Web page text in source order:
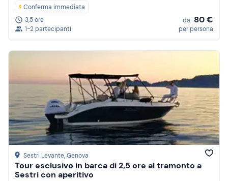
Conferma immediata
3,5 ore
1-2 partecipanti
da 80 €
per persona
Sestri Levante, Genova
Tour esclusivo in barca di 2,5 ore al tramonto a
Sestri con aperitivo